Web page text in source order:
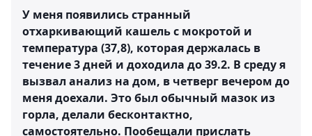
У меня появились странный
отхаркивающий кашель с мокротой и
температура (37,8), которая держалась в
течение 3 дней и доходила до 39.2. В среду я
вызвал анализ на дом, в четверг вечером до
меня доехали. Это был обычный мазок из
горла, делали бесконтактно,
самостоятельно. Пообещали прислать